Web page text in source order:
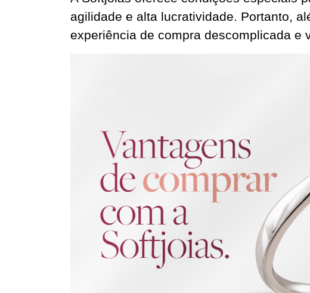
agilidade e alta lucratividade. Portanto,
experiência de compra descomplicada e